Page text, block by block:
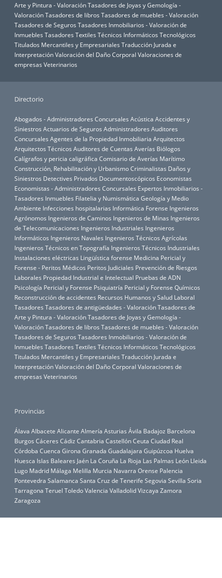
Arte y Pintura - ValoraciónTasadores de Joyas y Gemología -
ValoraciónTasadores de libros Tasadores de muebles - Valoración
Tasadores de Seguros Tasadores Inmobiliarios - Valoración de
Inmuebles Tasadores Textiles Técnicos Informáticos Tecnológicos
Titulados Mercantiles y Empresariales Traducción Jurada e
InterpretaciónValoración del Daño Corporal Valoraciones de
empresas Veterinarios
Directorio
Abogados - Administradores Concursales Acústica Accidentes y
Siniestros Actuarios de Seguros Administradores Auditores
Concursales Agentes de la Propiedad Inmobiliaria Arquitectos
Arquitectos Técnicos Auditores de Cuentas Averías Biólogos
Calígrafos y pericia caligráfica Comisario de Averías Marítimo
Construcción, Rehabilitación y UrbanismoCriminalistas Daños y
Siniestros Detectives Privados Documentoscópicos Economistas
Economistas - Administradores Concursales Expertos Inmobiliarios -
Tasadores Inmuebles Filatelia y Numismática Geología y Medio
Ambiente Infecciones hospitalarias Informática Forense Ingenieros
Agrónomos Ingenieros de Caminos Ingenieros de Minas Ingenieros
de Telecomunicaciones Ingenieros Industriales Ingenieros
Informáticos Ingenieros Navales Ingenieros Técnicos Agrícolas
Ingenieros Técnicos en Topografía Ingenieros Técnicos Industriales
Instalaciones eléctricas Lingüística forense Medicina Pericial y
Forense - Peritos Médicos Peritos Judiciales Prevención de Riesgos
Laborales Propiedad Industrial e Intelectual Pruebas de ADN
Psicología Pericial y Forense Psiquiatría Pericial y Forense Químicos
Reconstrucción de accidentes Recursos Humanos y Salud Laboral
Tasadores Tasadores de antigüedades - ValoraciónTasadores de
Arte y Pintura - ValoraciónTasadores de Joyas y Gemología -
ValoraciónTasadores de libros Tasadores de muebles - Valoración
Tasadores de Seguros Tasadores Inmobiliarios - Valoración de
Inmuebles Tasadores Textiles Técnicos Informáticos Tecnológicos
Titulados Mercantiles y Empresariales Traducción Jurada e
InterpretaciónValoración del Daño Corporal Valoraciones de
empresas Veterinarios
Provincias
Álava Albacete Alicante Almería Asturias Ávila Badajoz Barcelona
Burgos Cáceres Cádiz Cantabria CastellónCeuta Ciudad Real
Córdoba Cuenca Girona Granada Guadalajara Guipúzcoa Huelva
Huesca Islas Baleares Jaén La Coruña La Rioja Las Palmas León Lleida
Lugo Madrid Málaga Melilla Murcia Navarra Orense Palencia
Pontevedra Salamanca Santa Cruz de Tenerife Segovia Sevilla Soria
Tarragona Teruel ToledoValencia ValladolidVizcaya Zamora
Zaragoza